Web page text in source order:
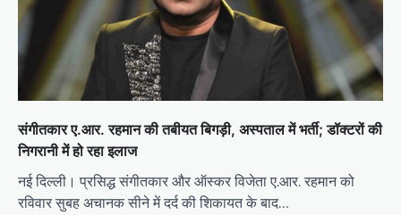
संगीतकार ए.आर. रहमान की तबीयत बिगड़ी, अस्पताल में भर्ती; डॉक्टरों की
निगरानी में हो रहा इलाज
नई दिल्ली। प्रसिद्ध संगीतकार और ऑस्कर विजेता ए.आर. रहमान को
रविवार सुबह अचानक सीने में दर्द की शिकायत के बाद…